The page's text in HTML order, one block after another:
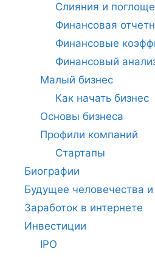
Слияния и
Финансовая
Финансовые
Финансовый
Малый бизнес
Как начать бизнес
Основы бизнеса
Профили компаний
Стартапы
Биографии
Будущее человечества и
Заработок в интернете
Инвестиции
IPO